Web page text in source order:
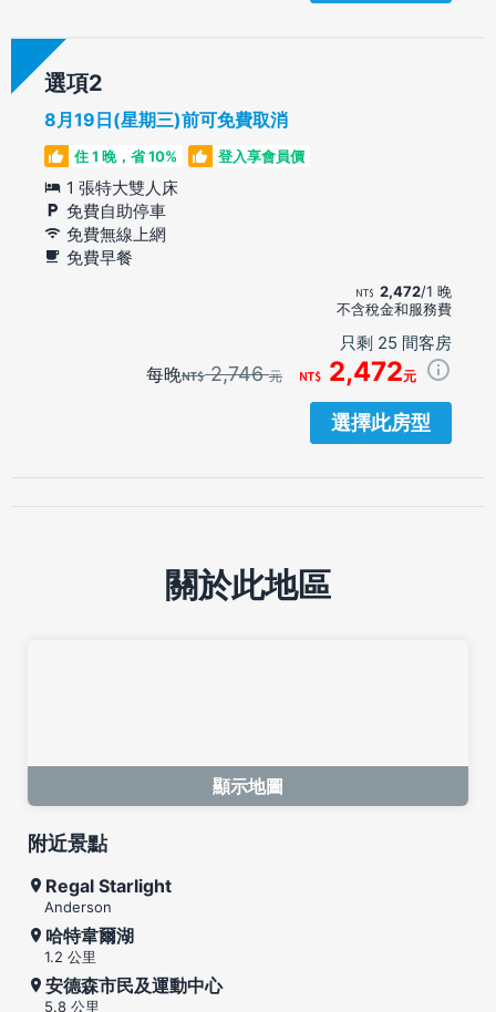
選項
8月19日(星期三)前可免費取消
住 1 晚，省 10% 登入享會員價
1 張特大雙人床
免費自助停車
免費無線上網
免費早餐
2,472/1 晚
不含稅金和服務費
只剩 25 間客房
每晚 2,746元 2,472元
選擇此房型
關於此地區
顯示地圖
附近景點
Regal Starlight
Anderson
哈特韋爾湖
1.2 公里
安德森市民及運動中心
5.8 公里